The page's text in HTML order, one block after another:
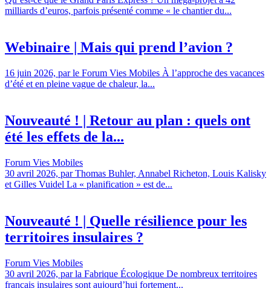
milliards d’euros, parfois présenté comme « le chantier du...
Webinaire | Mais qui prend l’avion ?
16 juin 2026, par le Forum Vies Mobiles À l’approche des vacances
d’été et en pleine vague de chaleur, la...
Nouveauté ! | Retour au plan : quels ont
été les effets de la...
Forum Vies Mobiles
30 avril 2026, par Thomas Buhler, Annabel Richeton, Louis Kalisky
et Gilles Vuidel La « planification » est de...
Nouveauté ! | Quelle résilience pour les
territoires insulaires ?
Forum Vies Mobiles
30 avril 2026, par la Fabrique Écologique De nombreux territoires
français insulaires sont aujourd’hui fortement...